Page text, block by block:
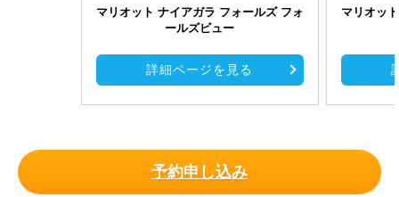
マリオット ナイアガラ フォールズ フォ
ールズビュー
詳細ページを見る
マリオッ
予約申し込み